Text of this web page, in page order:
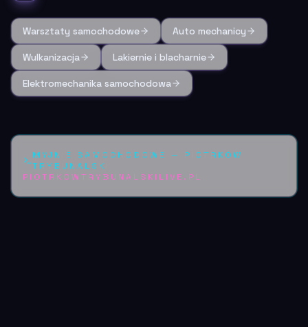
Warsztaty samochodowe Auto mechanicy
Wulkanizacja Lakiernie i blacharnie
Elektromechanika samochodowa
MYJNIE SAMOCHODOWE — PIOTRKÓW
TRYBUNALSKI
PIOTRKOWTRYBUNALSKILIVE.PL